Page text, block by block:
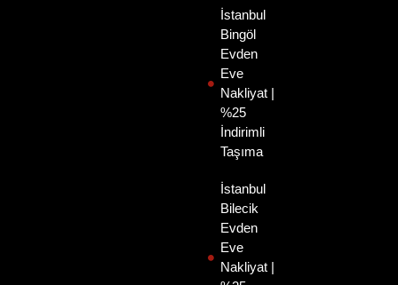
İstanbul
Bingöl
Evden
Eve
Nakliyat |
%25
İndirimli
Taşıma
İstanbul
Bilecik
Evden
Eve
Nakliyat |